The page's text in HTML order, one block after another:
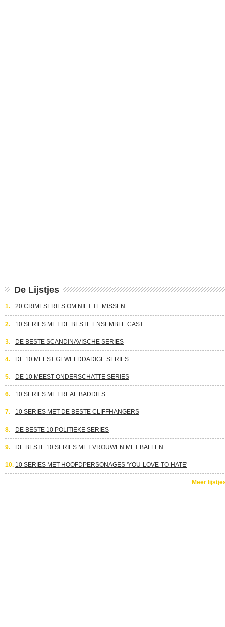
De Lijstjes
1. 20 CRIMESERIES OM NIET TE MISSEN
2. 10 SERIES MET DE BESTE ENSEMBLE CAST
3. DE BESTE SCANDINAVISCHE SERIES
4. DE 10 MEEST GEWELDDADIGE SERIES
5. DE 10 MEEST ONDERSCHATTE SERIES
6. 10 SERIES MET REAL BADDIES
7. 10 SERIES MET DE BESTE CLIFFHANGERS
8. DE BESTE 10 POLITIEKE SERIES
9. DE BESTE 10 SERIES MET VROUWEN MET BALLEN
10. 10 SERIES MET HOOFDPERSONAGES 'YOU-LOVE-TO-HATE'
Meer